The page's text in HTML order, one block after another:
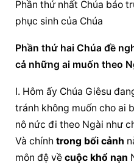
Phần thứ nhất Chúa báo
phục sinh của Chúa
Phần thứ hai Chúa đề
cả những ai muốn theo
I. Hôm ấy Chúa Giêsu
tránh không muốn cho ai
nô nức đi theo Ngài như
Và chính trong bối cảnh
môn đệ về cuộc khổ nạn